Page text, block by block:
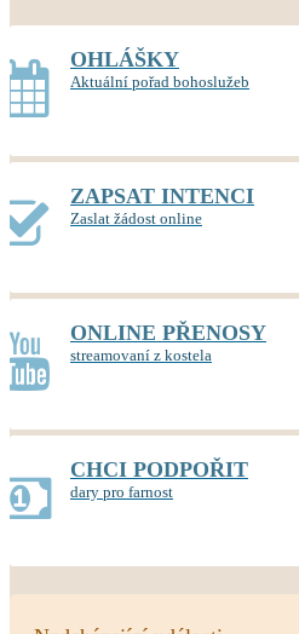
OHLÁŠKY
Aktuální pořad bohoslužeb
ZAPSAT INTENCI
Zaslat žádost online
ONLINE PŘENOSY
streamovaní z kostela
CHCI PODPOŘIT
dary pro farnost